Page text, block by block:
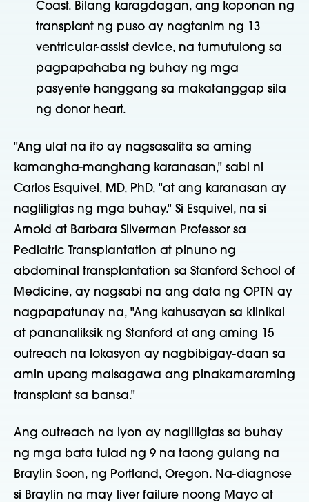
Coast. Bilang karagdagan, ang koponan ng
transplant ng puso ay nagtanim ng 13
ventricular-assist device, na tumutulong sa
pagpapahaba ng buhay ng mga
pasyente hanggang sa makatanggap sila
ng donor heart.
"Ang ulat na ito ay nagsasalita sa aming
kamangha-manghang karanasan," sabi ni
Carlos Esquivel, MD, PhD, "at ang karanasan ay
nagliligtas ng mga buhay." Si Esquivel, na si
Arnold at Barbara Silverman Professor sa
Pediatric Transplantation at pinuno ng
abdominal transplantation sa Stanford School of
Medicine, ay nagsabi na ang data ng OPTN ay
nagpapatunay na, "Ang kahusayan sa klinikal
at pananaliksik ng Stanford at ang aming 15
outreach na lokasyon ay nagbibigay-daan sa
amin upang maisagawa ang pinakamaraming
transplant sa bansa."
Ang outreach na iyon ay nagliligtas sa buhay
ng mga bata tulad ng 9 na taong gulang na
Braylin Soon, ng Portland, Oregon. Na-diagnose
si Braylin na may liver failure noong Mayo at